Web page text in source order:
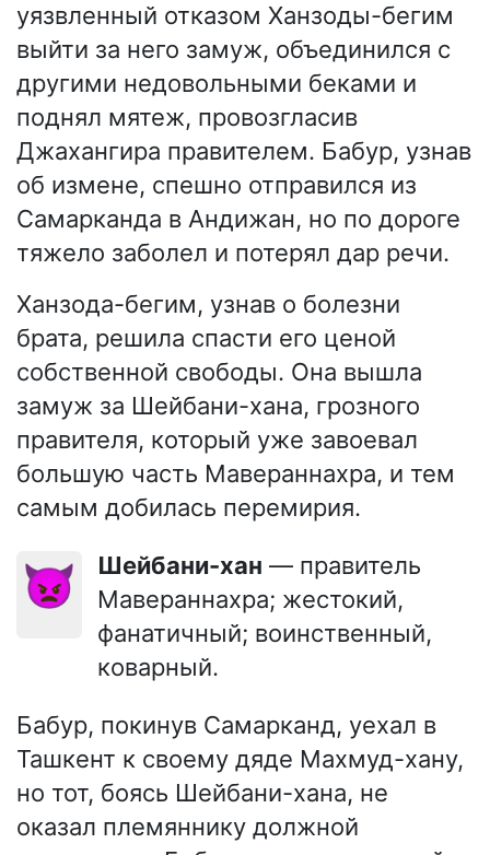
уязвленный отказом Ханзоды-бегим
выйти за него замуж, объединился с
другими недовольными беками и
поднял мятеж, провозгласив
Джахангира правителем. Бабур, узнав
об измене, спешно отправился из
Самарканда в Андижан, но по дороге
тяжело заболел и потерял дар речи.
Ханзода-бегим, узнав о болезни
брата, решила спасти его ценой
собственной свободы. Она вышла
замуж за Шейбани-хана, грозного
правителя, который уже завоевал
большую часть Мавераннахра, и тем
самым добилась перемирия.
👿 Шейбани-хан — правитель
Мавераннахра; жестокий,
фанатичный; воинственный,
коварный.
Бабур, покинув Самарканд, уехал в
Ташкент к своему дяде Махмуд-хану,
но тот, боясь Шейбани-хана, не
оказал племяннику должной